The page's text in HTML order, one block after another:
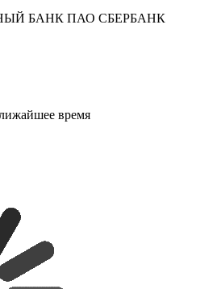
БАНК ПАО СБЕРБАНК
время